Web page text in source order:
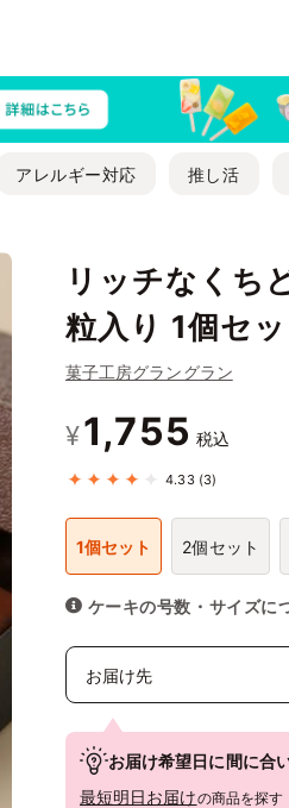
アレルギー対応 推し活
リッチなくち
粒入り 1個セッ
菓子工房グラングラン
¥1,755 税込
4.33 (3)
1個セット 2個セット
ケーキの号数・サイズに
お届け希望日に間に合
最短明日お届けの商品を探す